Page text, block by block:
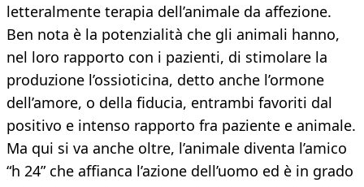
letteralmente terapia dell’animale da affezione.
Ben nota è la potenzialità che gli animali hanno,
nel loro rapporto con i pazienti, di stimolare la
produzione l’ossioticina, detto anche l’ormone
dell’amore, o della fiducia, entrambi favoriti dal
positivo e intenso rapporto fra paziente e animale.
Ma qui si va anche oltre, l’animale diventa l’amico
“h 24” che affianca l’azione dell’uomo ed è in grado